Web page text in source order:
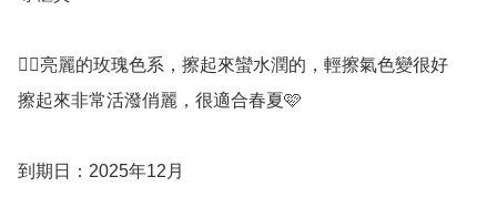
👍🏻亮麗的玫瑰色系，擦起來蠻水潤的，輕擦氣色變很好
擦起來非常活潑俏麗，很適合春夏🩷
到期日：2025年12月